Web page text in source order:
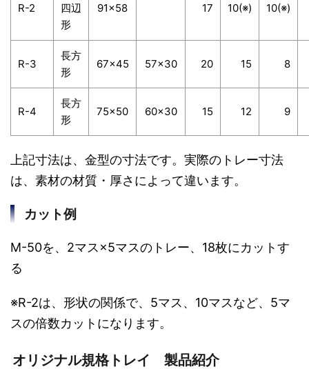
R-2
四辺
形
91×58 17 10(※) 10(※)
R-3
長方
形
67×45 57×30 20 15 8
R-4
長方
形
75×50 60×30 15 12 9
上記寸法は、金型の寸法です。実際のトレー寸法
は、素材の材質・厚さによって違います。
カット例
M-50を、2マス×5マスのトレー、18枚にカットす
る
※R-2は、形状の関係で、5マス、10マスなど、5マ
スの倍数カットになります。
オリジナル規格トレイ 製品紹介